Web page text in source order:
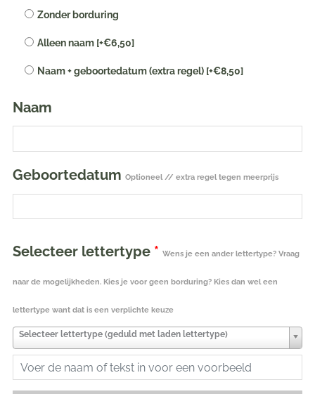
Zonder borduring
Alleen naam [+€6,50]
Naam + geboortedatum (extra regel) [+€8,50]
Naam
Geboortedatum Optioneel // extra regel tegen meerprijs
Selecteer lettertype * Wens je een ander lettertype? Vraag
naar de mogelijkheden. Kies je voor geen borduring? Kies dan wel een
lettertype want dat is een verplichte keuze
Selecteer lettertype (geduld met laden lettertype)
met
geborduurd
cm
aantal